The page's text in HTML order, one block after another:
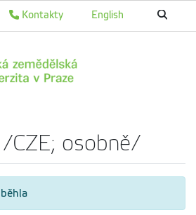
English
Kontakty
/CZE; osobně/